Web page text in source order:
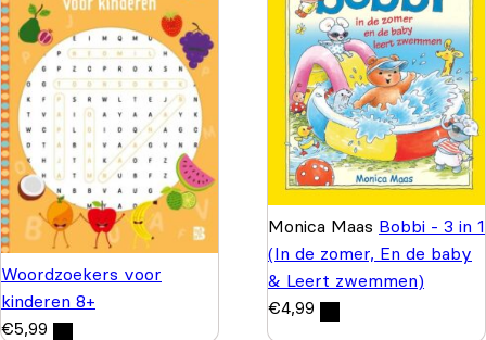
Woordzoekers voor
kinderen 8+
€5,99
Monica Maas Bobbi - 3 in 1
(In de zomer, En de baby
& Leert zwemmen)
€4,99